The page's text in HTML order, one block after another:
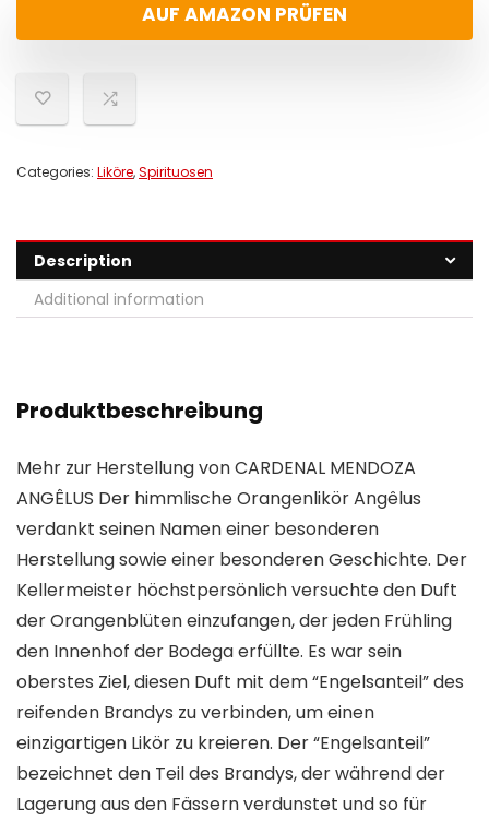
AUF AMAZON PRÜFEN
Categories: Liköre,Spirituosen
Description
Additional information
Produktbeschreibung
Mehr zur Herstellung von CARDENAL MENDOZA
ANGÊLUS Der himmlische Orangenlikör Angêlus
verdankt seinen Namen einer besonderen
Herstellung sowie einer besonderen Geschichte. Der
Kellermeister höchstpersönlich versuchte den Duft
der Orangenblüten einzufangen, der jeden Frühling
den Innenhof der Bodega erfüllte. Es war sein
oberstes Ziel, diesen Duft mit dem “Engelsanteil” des
reifenden Brandys zu verbinden, um einen
einzigartigen Likör zu kreieren. Der “Engelsanteil”
bezeichnet den Teil des Brandys, der während der
Lagerung aus den Fässern verdunstet und so für